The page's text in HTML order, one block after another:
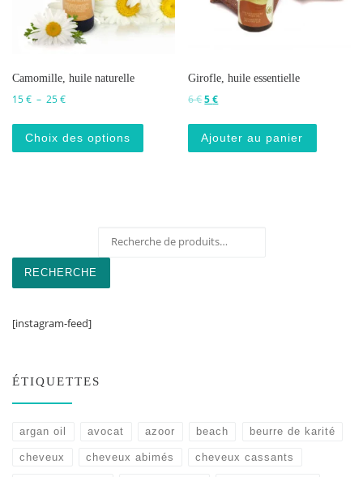
Camomille, huile naturelle
15€ – 25€Plage de prix : 15 € à 25 €
Choix des options
Ce produit a plusieurs variations. Les
Girofle, huile essentielle
6€Le prix initial était : 6 €.
5€Le prix actuel est : 5 €.
Ajouter au panier
RECHERCHE
[instagram-feed]
ÉTIQUETTES
argan oil avocat azoor beach beurre de karité
cheveux cheveux abimés cheveux cassants